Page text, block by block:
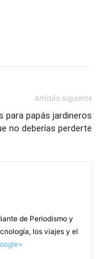
Artículo siguiente
para papás jardineros
no deberías perderte
de Periodismo y
los viajes y el